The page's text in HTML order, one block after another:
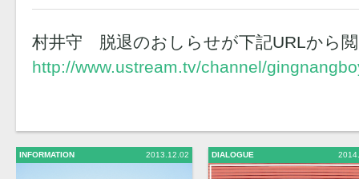
村井守 脱退のおしらせが下記URLから
http://www.ustream.tv/channel/
INFORMATION 2013.12.02 DIALOGUE